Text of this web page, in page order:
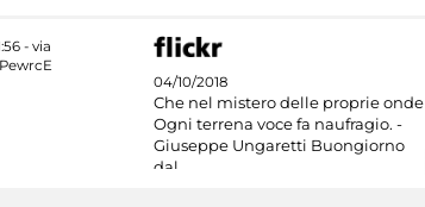
04/10/2018
Che nel mistero delle proprie onde
Ogni terrena voce fa naufragio. -
Giuseppe Ungaretti Buongiorno
dal